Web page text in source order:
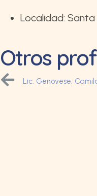
Localidad: Santa
Otros
Lic. Genovese,